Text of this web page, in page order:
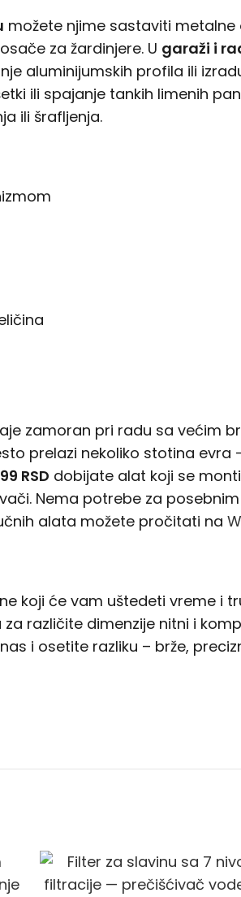
možete njime sastaviti
za žardinjere. U garaži i
aluminijumskih profila ili
ili spajanje tankih limenih
ili šrafljenja.
zamoran pri radu sa većim
prelazi nekoliko stotina
RSD dobijate alat koji se
Nema potrebe za
alata možete pročitati na
koji će vam uštedeti vreme i
različite dimenzije nitni i
i osetite razliku – brže,